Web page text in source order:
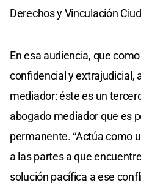
Derechos y Vinculación
En esa audiencia, que
confidencial y extrajudicial,
mediador: éste es un
abogado mediador que es
permanente. “Actúa como
a las partes a que
solución pacífica a ese